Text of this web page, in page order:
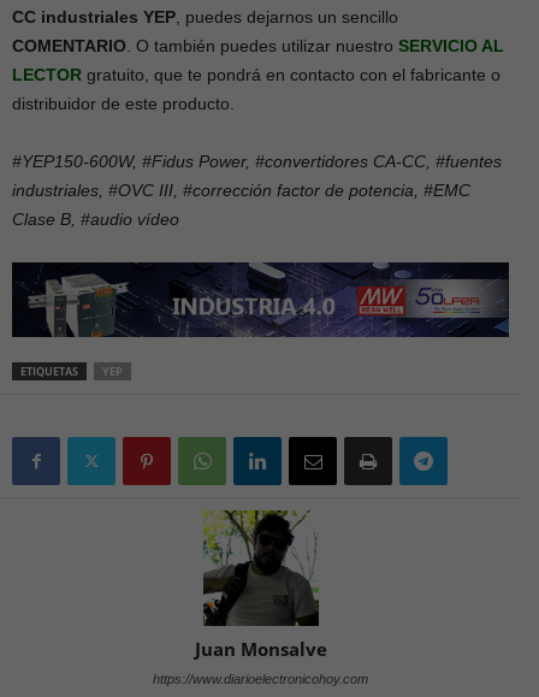
CC industriales YEP , puedes dejarnos un sencillo
COMENTARIO . O también puedes utilizar nuestro SERVICIO AL
LECTOR gratuito, que te pondrá en contacto con el fabricante o
distribuidor de este producto.
#YEP150-600W, #Fidus Power, #convertidores CA-CC, #fuentes
industriales, #OVC III, #corrección factor de potencia, #EMC
Clase B, #audio vídeo
ETIQUETAS YEP
Juan Monsalve
https://www.diarioelectronicohoy.com